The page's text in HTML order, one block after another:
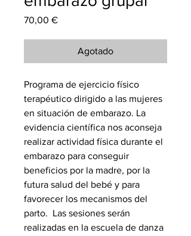
70,00 €Precio
Agotado
Programa de ejercicio físico
terapéutico dirigido a las mujeres
en situación de embarazo. La
evidencia científica nos aconseja
realizar actividad física durante el
embarazo para conseguir
beneficios por la madre, por la
futura salud del bebé y para
favorecer los mecanismos del
parto. Las sesiones serán
realizadas en la escuela de danza